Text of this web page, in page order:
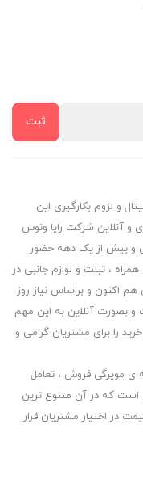
و لزوم بکارگیری این
و آنلاین شرکت رایا ونوس
و بیش از یک دهه حضور
، تبلت و لوازم جانبی در
اکنون و براساس نیاز روز
و بصورت آنلاین به این مهم
را برای مشتریان گرامی و
ی مویرگی فروش ، تعامل
است که در آن متنوع ترین
در اختیار مشتریان قرار